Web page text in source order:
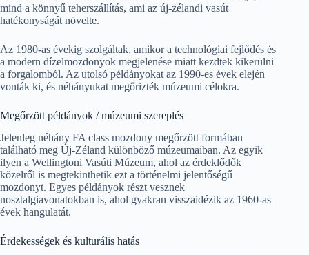
mind a könnyű teherszállítás, ami az új-zélandi vasút
hatékonyságát növelte.
Az 1980-as évekig szolgáltak, amikor a technológiai fejlődés és
a modern dízelmozdonyok megjelenése miatt kezdtek kikerülni
a forgalomból. Az utolsó példányokat az 1990-es évek elején
vonták ki, és néhányukat megőrizték múzeumi célokra.
Megőrzött példányok / múzeumi szereplés
Jelenleg néhány FA class mozdony megőrzött formában
található meg Új-Zéland különböző múzeumaiban. Az egyik
ilyen a Wellingtoni Vasúti Múzeum, ahol az érdeklődők
közelről is megtekinthetik ezt a történelmi jelentőségű
mozdonyt. Egyes példányok részt vesznek
nosztalgiavonatokban is, ahol gyakran visszaidézik az 1960-as
évek hangulatát.
Érdekességek és kulturális hatás